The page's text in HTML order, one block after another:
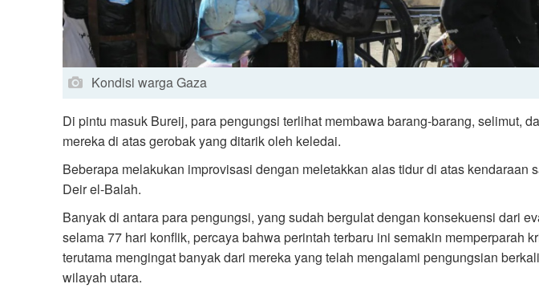
Kondisi warga Gaza
Di pintu masuk Bureij, para pengungsi terlihat membawa barang-barang, selimut,
mereka di atas gerobak yang ditarik oleh keledai.
Beberapa melakukan improvisasi dengan meletakkan alas tidur di atas kendaraan
Deir el-Balah.
Banyak di antara para pengungsi, yang sudah bergulat dengan konsekuensi dari
selama 77 hari konflik, percaya bahwa perintah terbaru ini semakin memperparah
terutama mengingat banyak dari mereka yang telah mengalami pengungsian
wilayah utara.